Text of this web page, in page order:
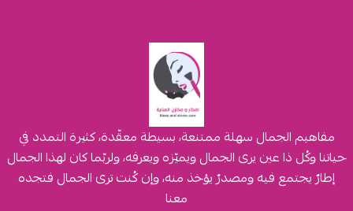
مفاهيم الجمال سهلة ممتنعة، بسيطة معقّدة، كثيرة التمدد في
حياتنا وكُل ذا عين يرى الجمال ويميّزه ويعرفه، ولربّما كان لهذا الجمال
إطارٌ يجتمع فيه ومصدرٌ يؤخذ منه، وإن كُنت ترى الجمال فتجده
معنا